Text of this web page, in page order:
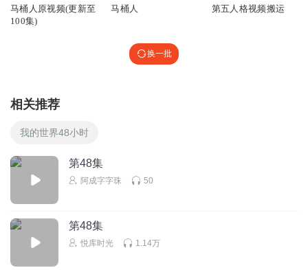
马桶人原视频(更新至
100集)
马桶人 第五人格视频搬运
换一批
相关推荐
我的世界48小时
第48集
阿成字字珠 50
第48集
悦库时光 1.14万